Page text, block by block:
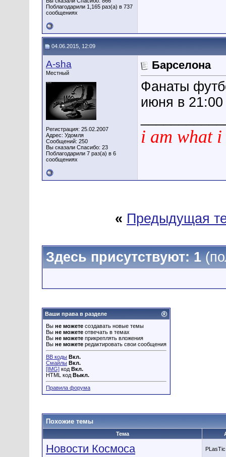
Поблагодарили 1,165 раз(а) в 737
сообщениях
04.06.2015, 12:09
A-sha
Местный
Регистрация: 25.02.2007
Адрес: Удомля
Сообщений: 250
Вы сказали Спасибо: 23
Поблагодарили 7 раз(а) в 6
сообщениях
Барселона
Фанаты
июня в
i am what i
« Предыдущая
Здесь присутствуют: 1
Ваши права в разделе
Вы не можете создавать новые темы
Вы не можете отвечать в темах
Вы не можете прикреплять вложения
Вы не можете редактировать свои сообщения
BB коды Вкл.
Смайлы Вкл.
[IMG] код Вкл.
HTML код Выкл.
Правила форума
Похожие темы
Тема
Новости Космоса PLasTic